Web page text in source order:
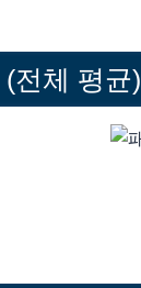
전체 평균)